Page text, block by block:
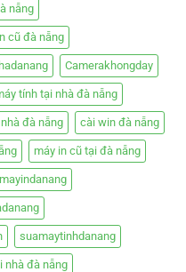
nẵng
cũ đà nẵng
Camerakhongday
tính tại nhà đà nẵng
đà nẵng cài win đà nẵng
máy in cũ tại đà nẵng
suamaytinhdanang
nhà đà nẵng